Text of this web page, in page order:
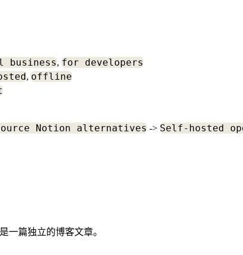
business, for developers
, offline
Notion alternatives -> Self-hosted
一篇独立的博客文章。